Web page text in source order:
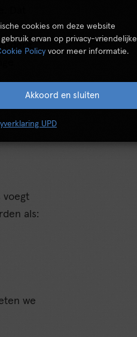
cookies om deze website
ervan op privacy-vriendelijke
Policy voor meer informatie.
Akkoord en sluiten
UPD
Dat
voegt
als:
we